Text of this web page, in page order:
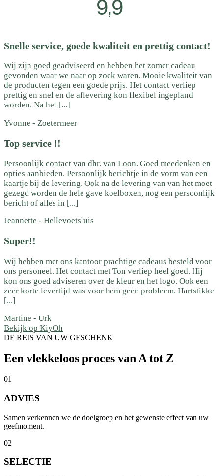
9,9
Snelle service, goede kwaliteit en prettig contact!
Wij zijn goed geadviseerd en hebben het zomer cadeau
gevonden waar we naar op zoek waren. Mooie kwaliteit van
de producten tegen een goede prijs. Het contact verliep
prettig en snel en de aflevering kon flexibel ingepland
worden. Na het [...]
Yvonne - Zoetermeer
Top service !!
Persoonlijk contact van dhr. van Loon. Goed meedenken en
opties aanbieden. Persoonlijk berichtje in de vorm van een
kaartje bij de levering. Ook na de levering van van het moet
gezegd worden de hele gave koelboxen, nog een persoonlijk
bericht of alles in [...]
Jeannette - Hellevoetsluis
Super!!
Wij hebben met ons kantoor prachtige cadeaus besteld voor
ons personeel. Het contact met Ton verliep heel goed. Hij
kon ons goed adviseren over de kleur en het logo. Ook een
zeer korte levertijd was voor hem geen probleem. Hartstikke
[...]
Martine - Urk
Bekijk op KiyOh
DE REIS VAN UW GESCHENK
Een vlekkeloos proces van A tot Z
01
ADVIES
Samen verkennen we de doelgroep en het gewenste effect van uw
geefmoment.
02
SELECTIE